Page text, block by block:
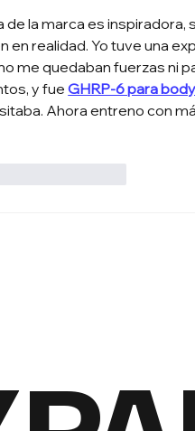
de la marca es
en realidad. Yo tuve una
me quedaban fuerzas ni
y fue GHRP-6 para
Ahora entreno con